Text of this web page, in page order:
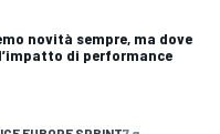
novità sempre, ma dove
di performance